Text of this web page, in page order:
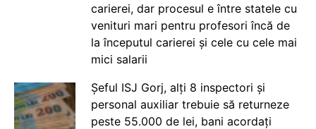
carierei, dar procesul e între statele cu
venituri mari pentru profesori încă de
la începutul carierei și cele cu cele mai
mici salarii
Șeful ISJ Gorj, alți 8 inspectori și
personal auxiliar trebuie să returneze
peste 55.000 de lei, bani acordați